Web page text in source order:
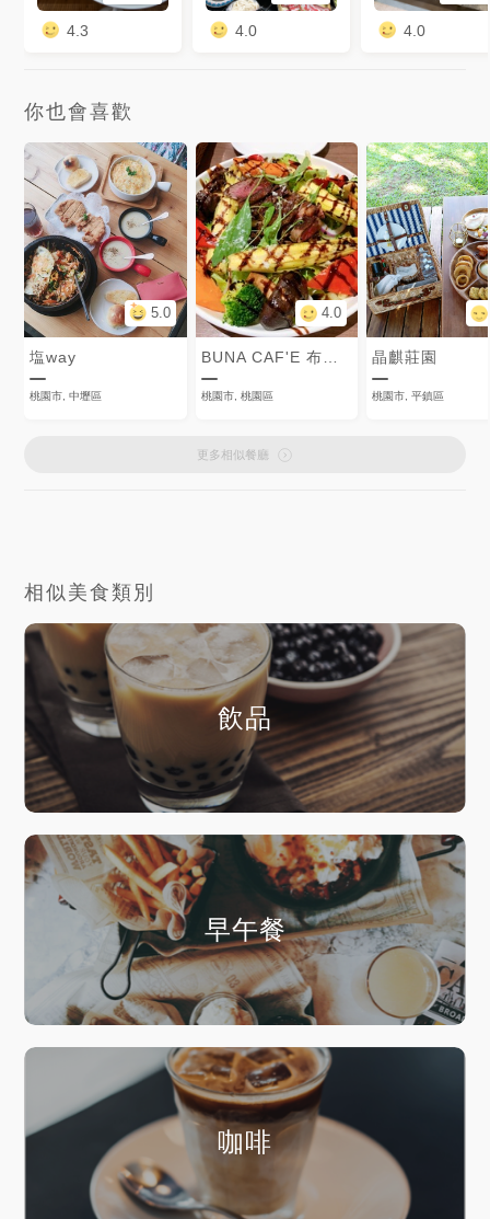
4.3 4.0 4.0
你也會喜歡
5.0
塩way
桃園市, 中壢區
4.0
桃園市, 桃園區
晶麒莊園
桃園市, 平鎮區
更多相似餐廳
相似美食類別
飲品
早午餐
咖啡